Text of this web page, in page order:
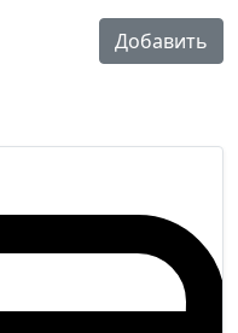
Добавить